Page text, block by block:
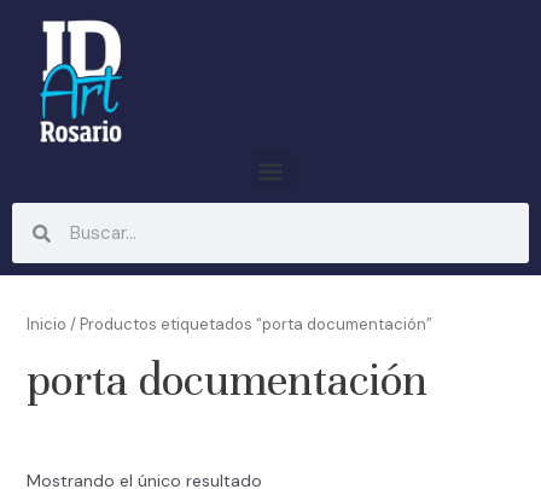
contenido
Inicio / Productos etiquetados “porta documentación”
porta documentación
Mostrando el único resultado